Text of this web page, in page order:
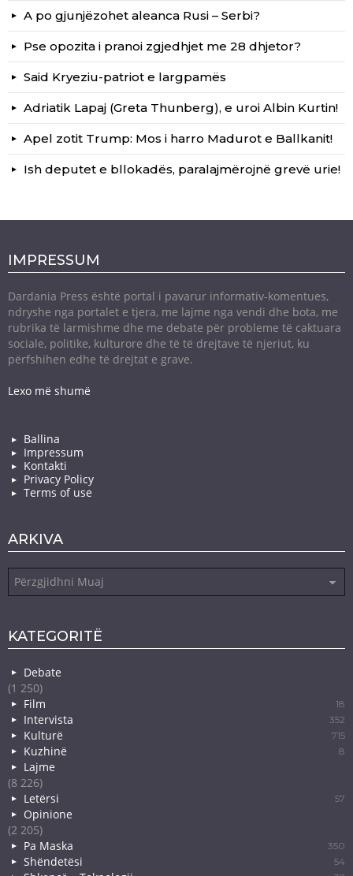
A po gjunjëzohet aleanca Rusi – Serbi?
Pse opozita i pranoi zgjedhjet me 28 dhjetor?
Said Kryeziu-patriot e largpamës
Adriatik Lapaj (Greta Thunberg), e uroi Albin Kurtin!
Apel zotit Trump: Mos i harro Madurot e Ballkanit!
Ish deputet e bllokadës, paralajmërojnë grevë urie!
IMPRESSUM
Dardania Press është portal i pavarur informativ-komentues,
ndryshe nga portalet e tjera, me lajme nga vendi dhe bota, me
rubrika të larmishme dhe me debate për probleme të caktuara
sociale, politike, kulturore dhe të të drejtave të njeriut, ku
përfshihen edhe të drejtat e grave.
Lexo më shumë
Ballina
Impressum
Kontakti
Privacy Policy
Terms of use
ARKIVA
KATEGORITË
Debate
(1 250)
Film
18
Intervista 352
Kulturë 715
Kuzhinë 8
Lajme
(8 226)
Letërsi
57
Opinione
(2 205)
Pa Maska
350
Shëndetësi 54